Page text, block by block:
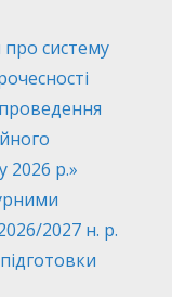
систему
2026 р.»
2027 н. р.